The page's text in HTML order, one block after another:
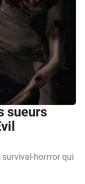
sueurs
survival-horrror qui